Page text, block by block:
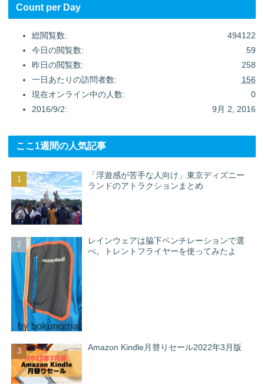
Count per Day
494122
総閲覧数:
59
今日の閲覧数:
258
昨日の閲覧数:
156
一日あたりの訪問者数:
0
現在オンライン中の人数:
9月 2, 2016
2016/9/2:
ここ1週間の人気記事
「浮遊感が苦手な人向け」東京ディズニー
ランドのアトラクションまとめ
レインウェアは脇下ベンチレーションで選
べ。トレントフライヤーを使ってみたよ
Amazon Kindle月替りセール2022年3月版